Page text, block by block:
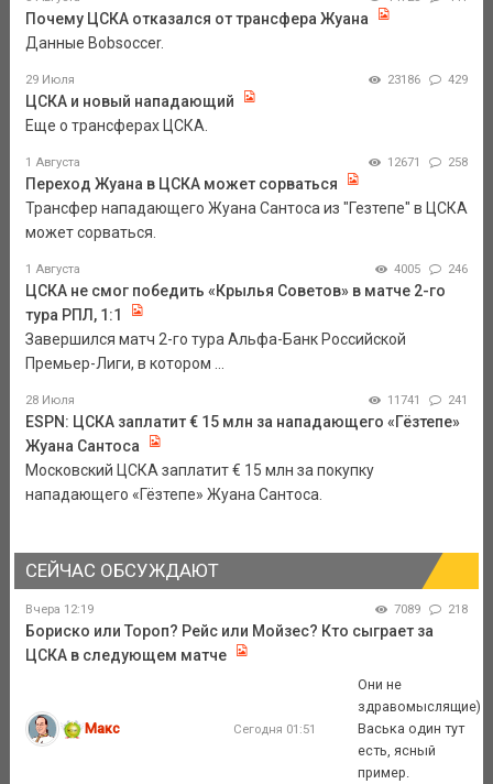
Почему ЦСКА отказался от трансфера Жуана
Данные Bobsoccer.
29 Июля 23186 429
ЦСКА и новый нападающий
Еще о трансферах ЦСКА.
1 Августа 12671 258
Переход Жуана в ЦСКА может сорваться
Трансфер нападающего Жуана Сантоса из "Гезтепе" в ЦСКА
может сорваться.
1 Августа 4005 246
ЦСКА не смог победить «Крылья Советов» в матче 2-го
тура РПЛ, 1:1
Завершился матч 2-го тура Альфа-Банк Российской
Премьер-Лиги, в котором ...
28 Июля 11741 241
ESPN: ЦСКА заплатит € 15 млн за нападающего «Гёзтепе»
Жуана Сантоса
Московский ЦСКА заплатит € 15 млн за покупку
нападающего «Гёзтепе» Жуана Сантоса.
СЕЙЧАС ОБСУЖДАЮТ
Вчера 12:19 7089 218
Бориско или Тороп? Рейс или Мойзес? Кто сыграет за
ЦСКА в следующем матче
Макс Сегодня 01:51
Они не
здравомыслящие)
Васька один тут
есть, ясный
пример.